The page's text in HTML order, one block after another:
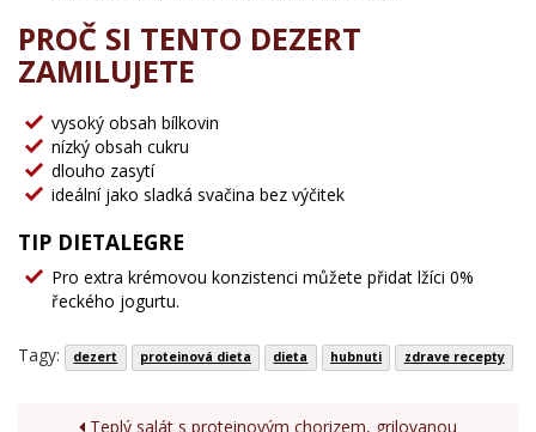
PROČ SI TENTO DEZERT
ZAMILUJETE
vysoký obsah bílkovin
nízký obsah cukru
dlouho zasytí
ideální jako sladká svačina bez výčitek
TIP DIETALEGRE
Pro extra krémovou konzistenci můžete přidat lžíci 0%
řeckého jogurtu.
Tagy: dezert proteinová dieta dieta hubnuti zdrave recepty
Teplý salát s proteinovým chorizem, grilovanou